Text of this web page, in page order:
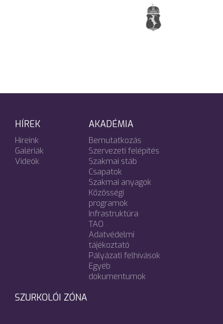
HÍREK
Híreink
Galériák
Videók
AKADÉMIA
Bemutatkozás
Szervezeti felépítés
Szakmai stáb
Csapatok
Szakmai anyagok
Közösségi
programok
Infrastruktúra
TAO
Adatvédelmi
tájékoztató
Pályázati felhívások
Egyéb
dokumentumok
SZURKOLÓI ZÓNA